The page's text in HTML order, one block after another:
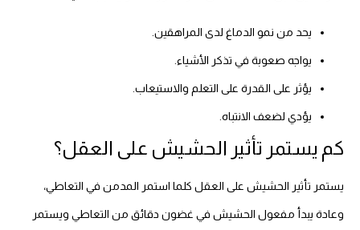
يحد من نمو الدماغ لدى المراهقين.
يواجه صعوبة في تذكر الأشياء.
يؤثر على القدرة على التعلم والاستيعاب.
يؤدي لضعف الانتباه.
كم يستمر تأثير الحشيش على العقل؟
يستمر تأثير الحشيش على العقل كلما استمر المدمن في التعاطي،
وعادة يبدأ مفعول الحشيش في غضون دقائق من التعاطي ويستمر